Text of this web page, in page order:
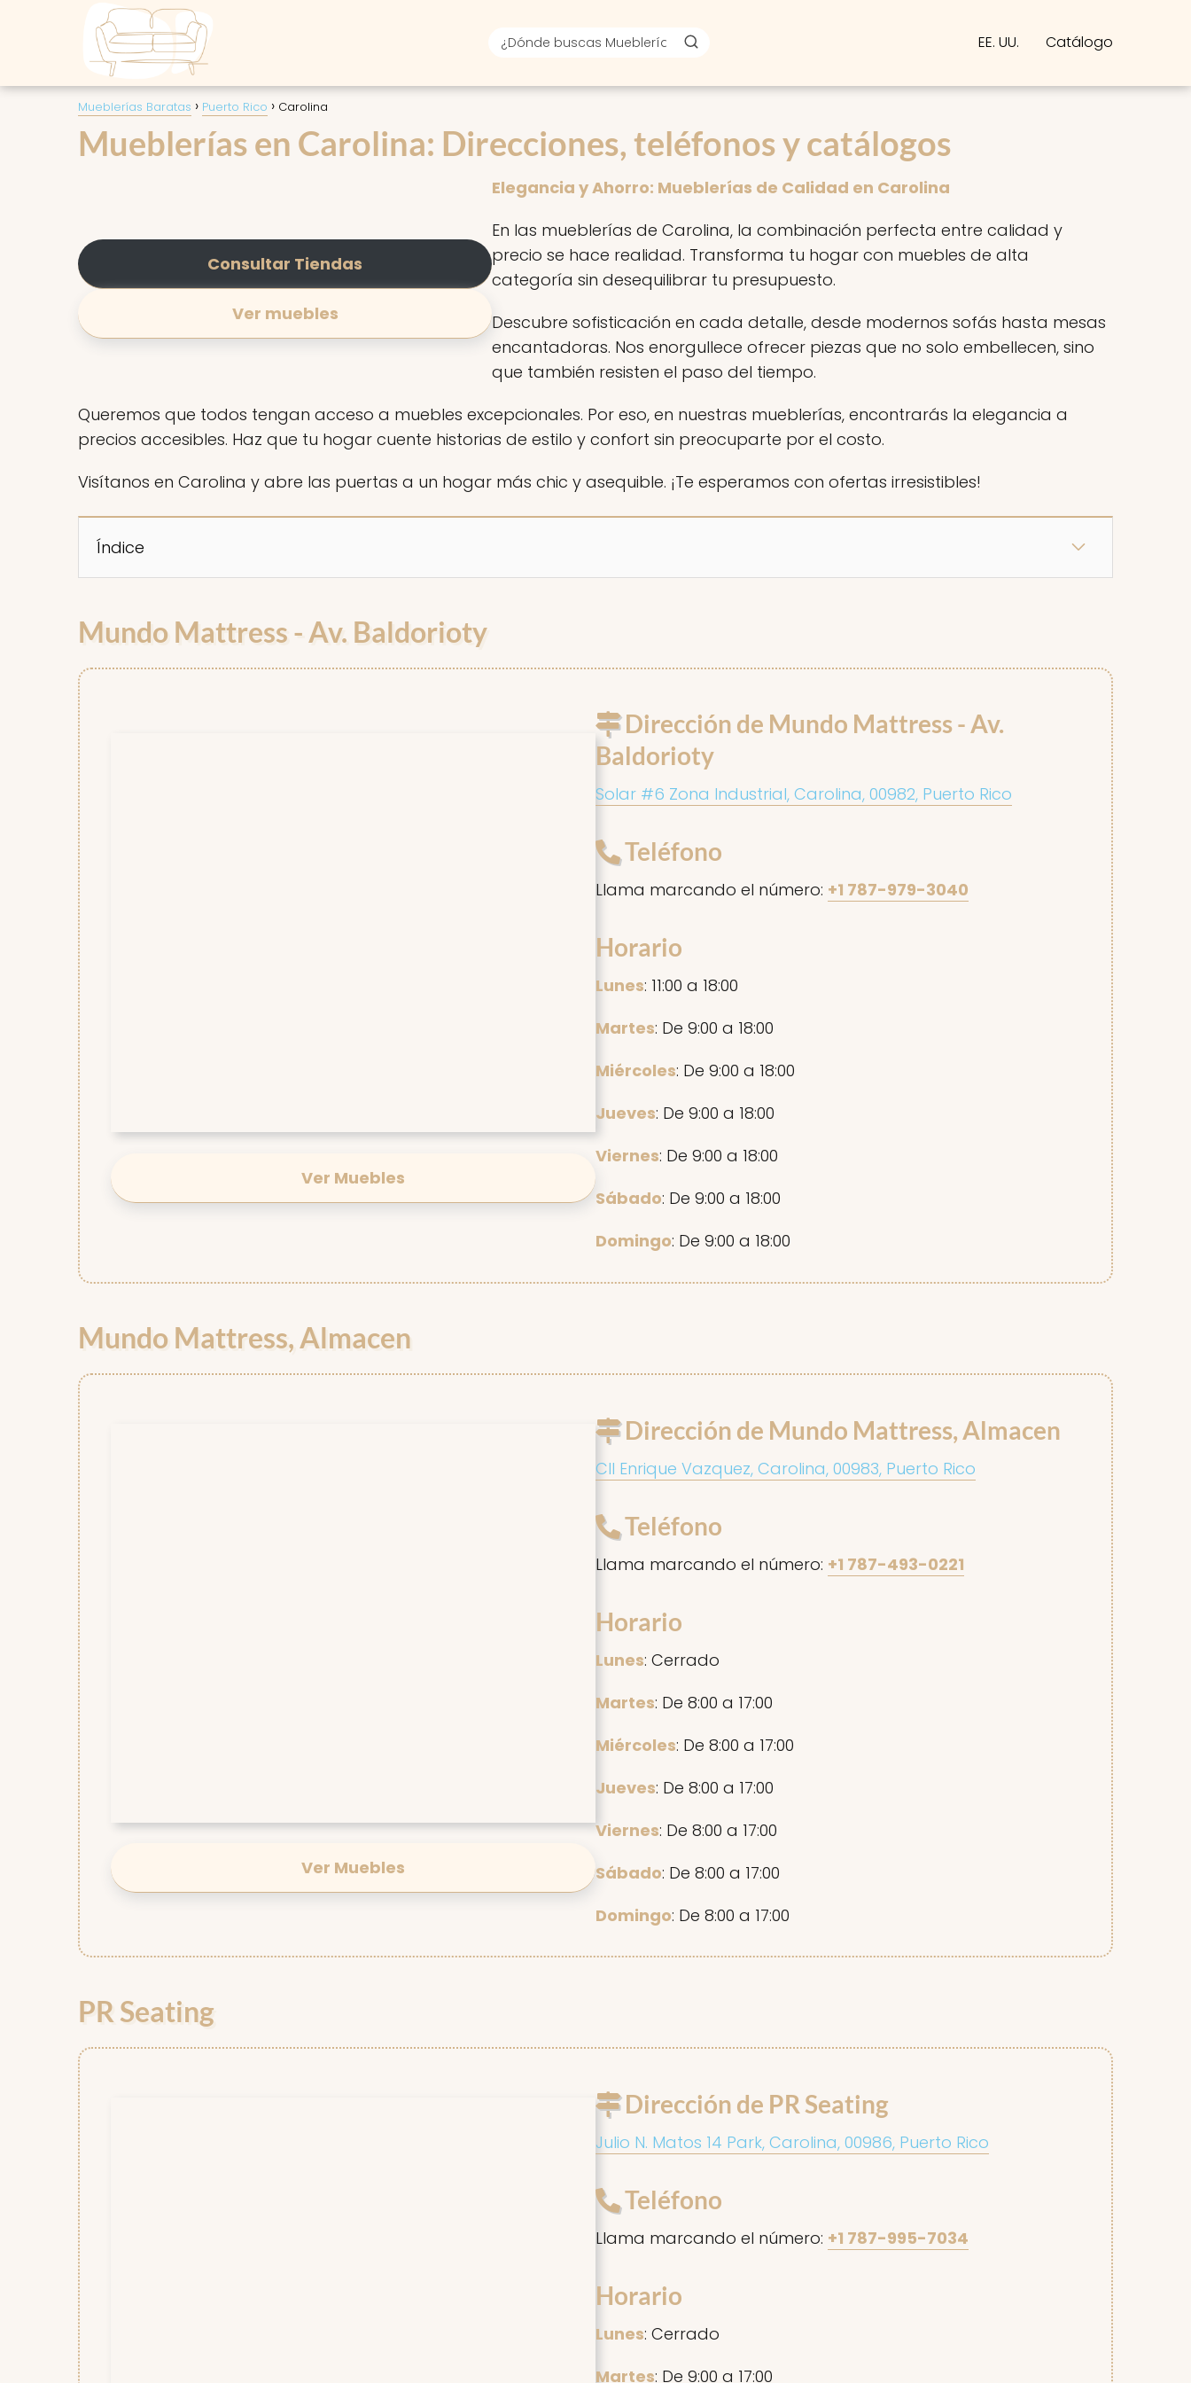
EE. UU. Catálogo
Mueblerías Baratas Puerto Rico Carolina
Mueblerías en Carolina: Direcciones, teléfonos y catálogos
Consultar Tiendas
Ver muebles
Elegancia y Ahorro: Mueblerías de Calidad en Carolina
En las mueblerías de Carolina, la combinación perfecta entre calidad y
precio se hace realidad. Transforma tu hogar con muebles de alta
categoría sin desequilibrar tu presupuesto.
Descubre sofisticación en cada detalle, desde modernos sofás hasta mesas
encantadoras. Nos enorgullece ofrecer piezas que no solo embellecen, sino
que también resisten el paso del tiempo.
Queremos que todos tengan acceso a muebles excepcionales. Por eso, en nuestras mueblerías, encontrarás la elegancia a
precios accesibles. Haz que tu hogar cuente historias de estilo y confort sin preocuparte por el costo.
Visítanos en Carolina y abre las puertas a un hogar más chic y asequible. ¡Te esperamos con ofertas irresistibles!
Índice
Mundo Mattress - Av. Baldorioty
Ver Muebles
Dirección de Mundo Mattress - Av.
Baldorioty
Solar #6 Zona Industrial, Carolina, 00982, Puerto Rico
Teléfono
Llama marcando el número: +1 787-979-3040
Horario
Lunes: 11:00 a 18:00
Martes: De 9:00 a 18:00
Miércoles: De 9:00 a 18:00
Jueves: De 9:00 a 18:00
Viernes: De 9:00 a 18:00
Sábado: De 9:00 a 18:00
Domingo: De 9:00 a 18:00
Mundo Mattress, Almacen
Ver Muebles
Dirección de Mundo Mattress, Almacen
Cll Enrique Vazquez, Carolina, 00983, Puerto Rico
Teléfono
Llama marcando el número: +1 787-493-0221
Horario
Lunes: Cerrado
Martes: De 8:00 a 17:00
Miércoles: De 8:00 a 17:00
Jueves: De 8:00 a 17:00
Viernes: De 8:00 a 17:00
Sábado: De 8:00 a 17:00
Domingo: De 8:00 a 17:00
PR Seating
Dirección de PR Seating
Julio N. Matos 14 Park, Carolina, 00986, Puerto Rico
Teléfono
Llama marcando el número: +1 787-995-7034
Horario
Lunes: Cerrado
Martes: De 9:00 a 17:00